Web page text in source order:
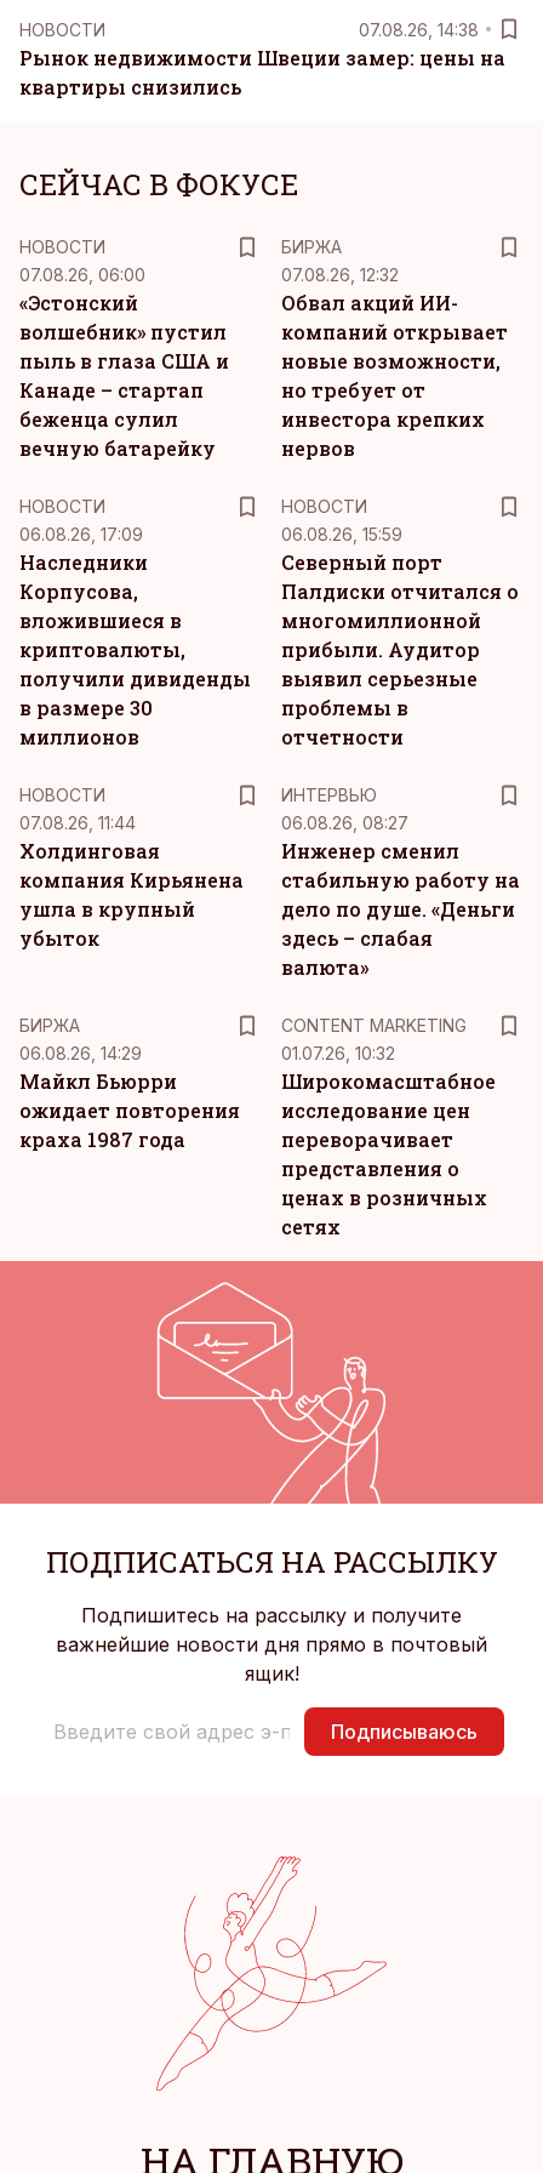
НОВОСТИ 07.08.26, 14:38
Рынок недвижимости Швеции замер: цены на
квартиры снизились
СЕЙЧАС В ФОКУСЕ
НОВОСТИ
07.08.26, 06:00
«Эстонский
волшебник» пустил
пыль в глаза США и
Канаде – стартап
беженца сулил
вечную батарейку
БИРЖА
07.08.26, 12:32
Обвал акций ИИ-
компаний открывает
новые возможности,
но требует от
инвестора крепких
нервов
НОВОСТИ
06.08.26, 17:09
Наследники
Корпусова,
вложившиеся в
криптовалюты,
получили дивиденды
в размере 30
миллионов
НОВОСТИ
06.08.26, 15:59
Северный порт
Палдиски отчитался о
многомиллионной
прибыли. Аудитор
выявил серьезные
проблемы в
отчетности
НОВОСТИ
07.08.26, 11:44
Холдинговая
компания Кирьянена
ушла в крупный
убыток
ИНТЕРВЬЮ
06.08.26, 08:27
Инженер сменил
стабильную работу на
дело по душе. «Деньги
здесь – слабая
валюта»
БИРЖА
06.08.26, 14:29
Майкл Бьюрри
ожидает повторения
краха 1987 года
CONTENT MARKETING
01.07.26, 10:32
Широкомасштабное
исследование цен
переворачивает
представления о
ценах в розничных
сетях
ПОДПИСАТЬСЯ НА РАССЫЛКУ
Подпишитесь на рассылку и получите
важнейшие новости дня прямо в почтовый
ящик!
Подписываюсь
НА ГЛАВНУЮ